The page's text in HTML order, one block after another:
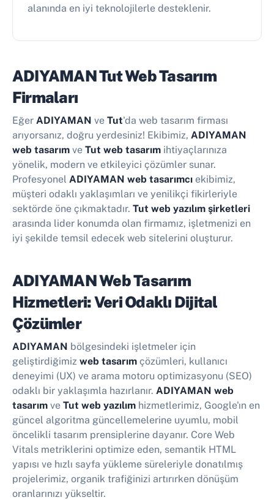
alanında en iyi teknolojilerle desteklenir.
ADIYAMAN Tut Web Tasarım
Firmaları
Eğer ADIYAMAN ve Tut'da web tasarım firması
arıyorsanız, doğru yerdesiniz! Ekibimiz, ADIYAMAN
web tasarım ve Tut web tasarım ihtiyaçlarınıza
yönelik, modern ve etkileyici çözümler sunar.
Profesyonel ADIYAMAN web tasarımcı ekibimiz,
müşteri odaklı yaklaşımları ve yenilikçi fikirleriyle
sektörde öne çıkmaktadır. Tut web yazılım şirketleri
arasında lider konumda olan firmamız, işletmenizi en
iyi şekilde temsil edecek web sitelerini oluşturur.
ADIYAMAN Web Tasarım
Hizmetleri: Veri Odaklı Dijital
Çözümler
ADIYAMAN bölgesindeki işletmeler için
geliştirdiğimiz web tasarım çözümleri, kullanıcı
deneyimi (UX) ve arama motoru optimizasyonu (SEO)
odaklı bir yaklaşımla hazırlanır. ADIYAMAN web
tasarım ve Tut web yazılım hizmetlerimiz, Google'ın en
güncel algoritma güncellemelerine uyumlu, mobil
öncelikli tasarım prensiplerine dayanır. Core Web
Vitals metriklerini optimize eden, semantik HTML
yapısı ve hızlı sayfa yükleme süreleriyle donatılmış
projelerimiz, organik trafiğinizi artırırken dönüşüm
oranlarınızı yükseltir.